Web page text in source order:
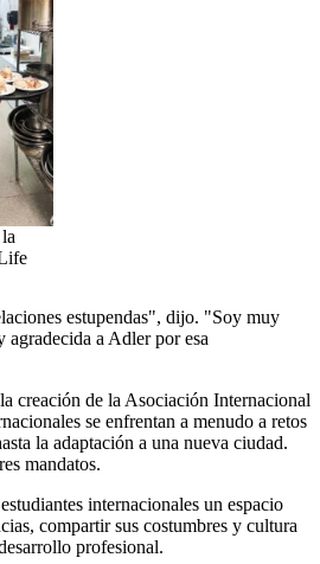
estupendas", dijo. "Soy muy
agradecida a Adler por esa
creación de la Asociación Internacional
se enfrentan a menudo a retos
la adaptación a una nueva ciudad.
mandatos.
internacionales un espacio
compartir sus costumbres y cultura
profesional.